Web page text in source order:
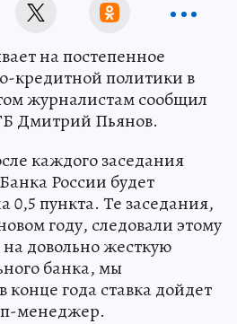
на постепенное
кредитной политики в
журналистам сообщил
Дмитрий Пьянов.
каждого заседания
России будет
0,5 пункта. Те заседания,
году, следовали этому
довольно жесткую
банка, мы
конце года ставка дойдет
менеджер.